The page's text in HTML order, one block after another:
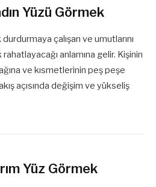
Yüzü Görmek
çalışan ve umutlarını
anlamına gelir. Kişinin
ve kısmetlerinin peş peşe
açısında değişim ve yükseliş
Yüz Görmek